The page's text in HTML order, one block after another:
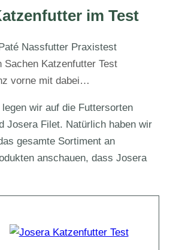
im Test
Sachen Katzenfutter Test
vorne mit dabei…
wir auf die Futtersorten
Josera Filet. Natürlich haben wir
gesamte Sortiment an
anschauen, dass Josera